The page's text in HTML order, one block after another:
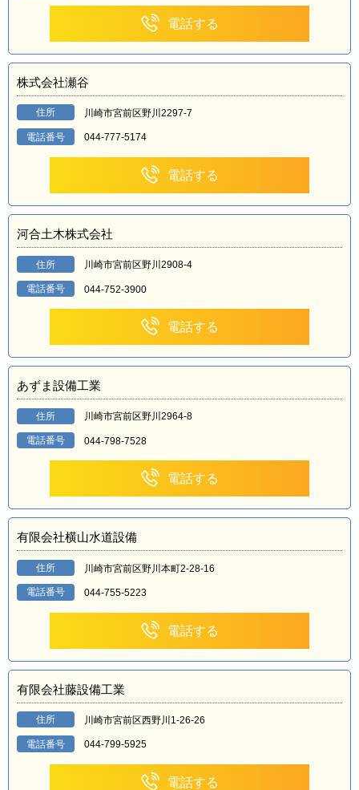
電話する
株式会社瀬谷
住所 川崎市宮前区野川2297-7
電話番号 044-777-5174
電話する
河合土木株式会社
住所 川崎市宮前区野川2908-4
電話番号 044-752-3900
電話する
あずま設備工業
住所 川崎市宮前区野川2964-8
電話番号 044-798-7528
電話する
有限会社横山水道設備
住所 川崎市宮前区野川本町2-28-16
電話番号 044-755-5223
電話する
有限会社藤設備工業
住所 川崎市宮前区西野川1-26-26
電話番号 044-799-5925
電話する